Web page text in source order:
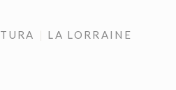
LA LORRAINE